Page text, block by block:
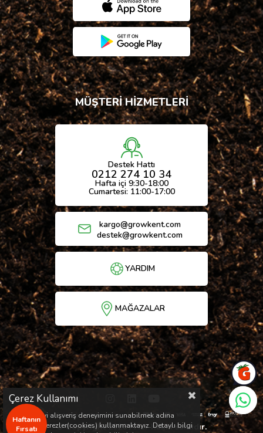
MÜŞTERİ HİZMETLERİ
Destek Hattı
0212 274 10 34
Hafta içi 9:30-18:00
Cumartesi: 11:00-17:00
kargo@growkent.com
destek@growkent.com
YARDIM
MAĞAZALAR
Haftanın
Fırsatı
© Copyright 2026 / Her hakkı saklıdır.
Çerez Kullanımı
Sizlere en iyi alışveriş deneyimini sunabilmek adına
sitemizde çerezler(cookies) kullanmaktayız. Detaylı bilgi